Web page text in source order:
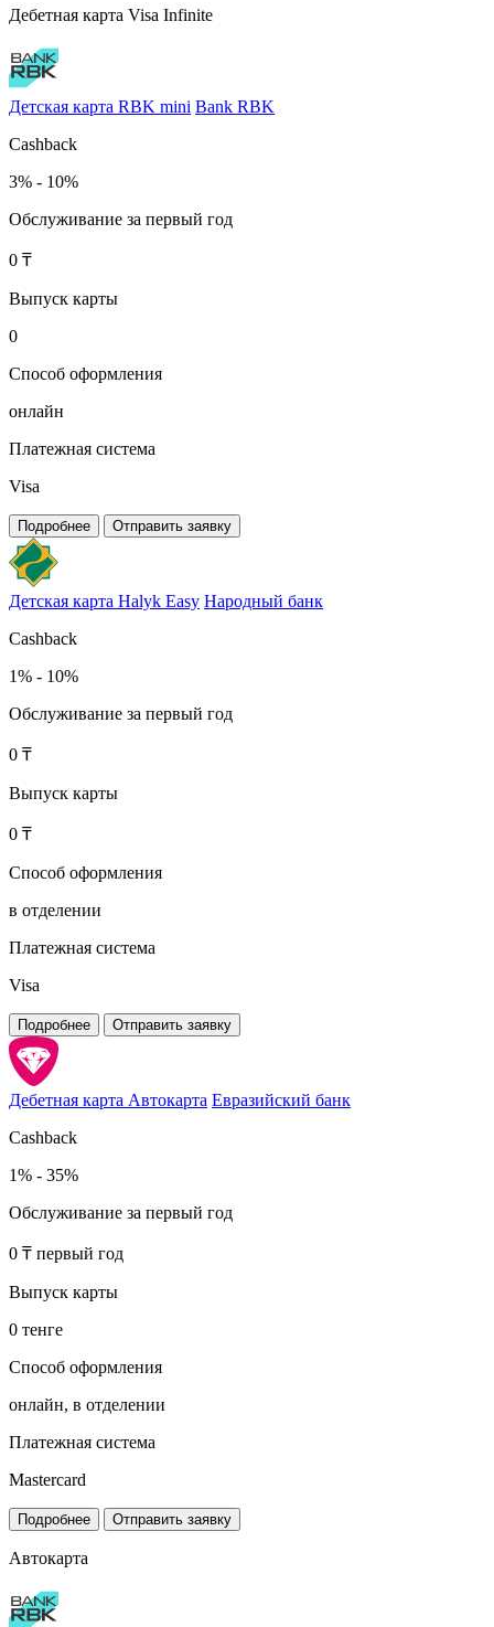
Дебетная карта Visa Infinite
Детская карта RBK mini Bank RBK
Cashback
3% - 10%
Обслуживание за первый год
0 ₸
Выпуск карты
0
Способ оформления
онлайн
Платежная система
Visa
Подробнее Отправить заявку
Детская карта Halyk Easy Народный банк
Cashback
1% - 10%
Обслуживание за первый год
0 ₸
Выпуск карты
0 ₸
Способ оформления
в отделении
Платежная система
Visa
Подробнее Отправить заявку
Дебетная карта Автокарта Евразийский банк
Cashback
1% - 35%
Обслуживание за первый год
0 ₸ первый год
Выпуск карты
0 тенге
Способ оформления
онлайн, в отделении
Платежная система
Mastercard
Подробнее Отправить заявку
Автокарта